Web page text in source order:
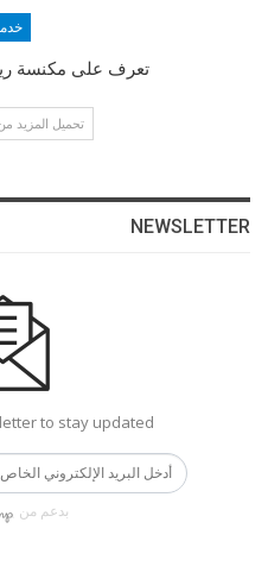
تعرف على مكنسة
تحميل المزيد
NEWSLETTER
to stay updated.
بدعم من